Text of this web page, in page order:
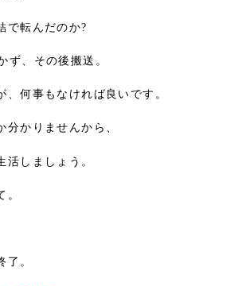
で転んだのか?
ず、その後搬送。
、何事もなければ良いです。
分かりませんから、
活しましょう。
。
了。